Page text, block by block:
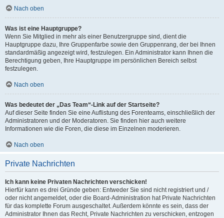
Nach oben
Was ist eine Hauptgruppe?
Wenn Sie Mitglied in mehr als einer Benutzergruppe sind, dient die
Hauptgruppe dazu, Ihre Gruppenfarbe sowie den Gruppenrang, der bei Ihnen
standardmäßig angezeigt wird, festzulegen. Ein Administrator kann Ihnen die
Berechtigung geben, Ihre Hauptgruppe im persönlichen Bereich selbst
festzulegen.
Nach oben
Was bedeutet der „Das Team“-Link auf der Startseite?
Auf dieser Seite finden Sie eine Auflistung des Forenteams, einschließlich der
Administratoren und der Moderatoren. Sie finden hier auch weitere
Informationen wie die Foren, die diese im Einzelnen moderieren.
Nach oben
Private Nachrichten
Ich kann keine Privaten Nachrichten verschicken!
Hierfür kann es drei Gründe geben: Entweder Sie sind nicht registriert und /
oder nicht angemeldet, oder die Board-Administration hat Private Nachrichten
für das komplette Forum ausgeschaltet. Außerdem könnte es sein, dass der
Administrator Ihnen das Recht, Private Nachrichten zu verschicken, entzogen